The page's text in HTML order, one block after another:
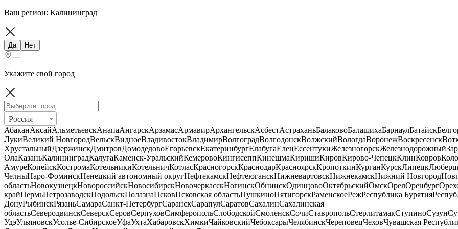
Ваш регион: Калининград
Да Нет
---
Укажите свой город
Россия
АбаканАксайАльметьевскАнапаАнгарскАрзамасАрмавирАрхангельскАсбестАстраханьБалаковоБалашихаБарнаулБатайск
ЛукиВеликий НовгородВельскВидноеВладивостокВладимирВолгоградВолгодонскВолжскийВологдаВоронежВоскресенск
ХрустальныйДзержинскДмитровДомодедовоЕгорьевскЕкатеринбургЕлабугаЕлецЕссентукиЖелезногорскЖелезнодорожный
ОлаКазаньКалининградКалугаКаменск-УральскийКемеровоКингисеппКинешмаКиришиКировКирово-ЧепецкКлинКовров
АмуреКопейскКостромаКотельникиКотельничКотласКрасногорскКраснодарКрасноярскКропоткинКурганКурскЛипецк
ЧелныНаро-ФоминскНенецкий автономный округНефтекамскНефтеюганскНижневартовскНижнекамскНижний Новгород
областьНовокузнецкНовороссийскНовосибирскНовочеркасскНогинскОбнинскОдинцовоОктябрьскийОмскОрелОренбург
крайПермьПетрозаводскПодольскПолазнаПсковПсковская областьПушкиноПятигорскРаменскоеРежРеспублика Бурятия
ДонуРыбинскРязаньСамараСанкт-ПетербургСаранскСарапулСаратовСахалинСахалинская
областьСеверодвинскСеверскСеровСерпуховСимферопольСлободскойСмоленскСочиСтавропольСтерлитамакСтупиноСузун
УдэУльяновскУсолье-СибирскоеУфаУхтаХабаровскХимкиЧайковскийЧебоксарыЧелябинскЧереповецЧеховЧувашская